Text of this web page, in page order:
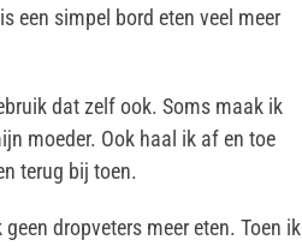
een simpel bord eten veel meer
dat zelf ook. Soms maak ik
moeder. Ook haal ik af en toe
terug bij toen.
dropveters meer eten. Toen ik